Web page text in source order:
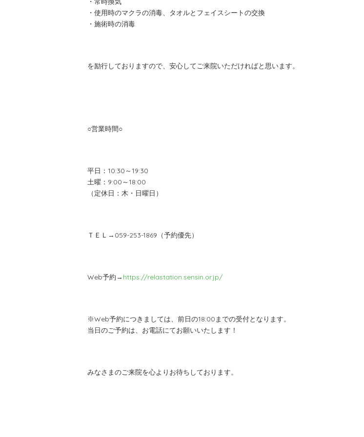
・使用時のマクラの消毒、タオルとフェイスシートの交換
・施術時の消毒
を励行しておりますので、安心してご来院いただければと思います。
○営業時間○
平日：10:30～19:30
土曜：9:00～18:00
（定休日：木・日曜日）
ＴＥＬ→059-253-1869（予約優先）
Web予約→ https://relastation.sensin.or.jp/
※Web予約につきましては、前日の18:00までの受付となります。
当日のご予約は、お電話にてお願いいたします！
みなさまのご来院を心よりお待ちしております。